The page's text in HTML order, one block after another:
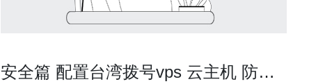
安全篇 配置台湾拨号vps 云主机 防止